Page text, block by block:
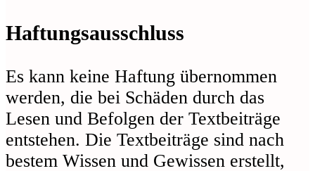
Haftungsausschluss
Es kann keine Haftung übernommen
werden, die bei Schäden durch das
Lesen und Befolgen der Textbeiträge
entstehen. Die Textbeiträge sind nach
bestem Wissen und Gewissen erstellt,